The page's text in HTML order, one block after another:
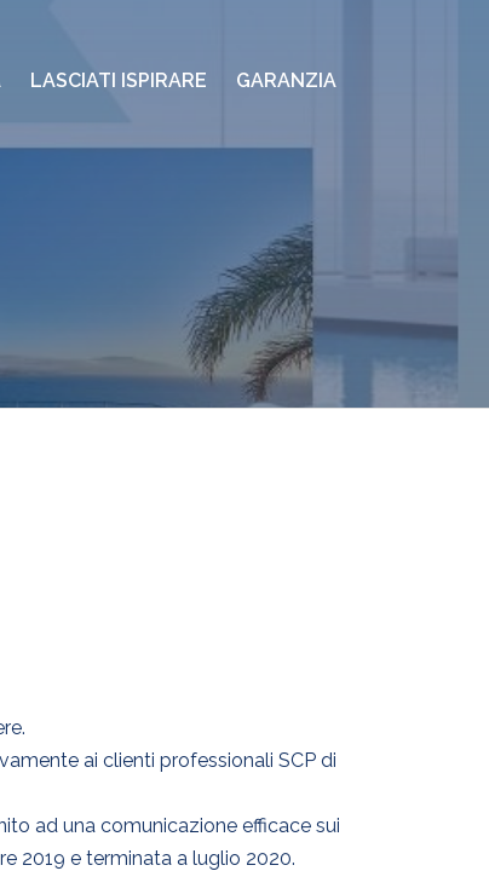
ai clienti professionali SCP di
ad una comunicazione efficace sui
2019 e terminata a luglio 2020.
LASCIATI ISPIRARE GARANZIA